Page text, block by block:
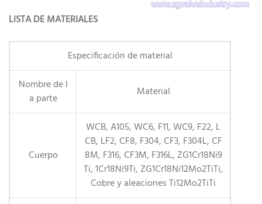
LISTA DE MATERIALES
Especificación de material
Nombre de l
a parte
Material
Cuerpo
WCB, A105, WC6, F11, WC9, F22, L
CB, LF2, CF8, F304, CF3, F304L, CF
8M, F316, CF3M, F316L, ZG1Cr18Ni9
Ti, 1Cr18Ni9Ti, ZG1Cr18Ni12Mo2TiTi,
Cobre y aleaciones Ti12Mo2TiTi